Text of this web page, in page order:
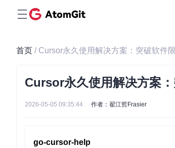
首页 / Cursor永久使用解决方案：突破软件
Cursor永久使用解决方案
2026-05-05 09:35:44 作者：翟江哲Frasier
go-cursor-help